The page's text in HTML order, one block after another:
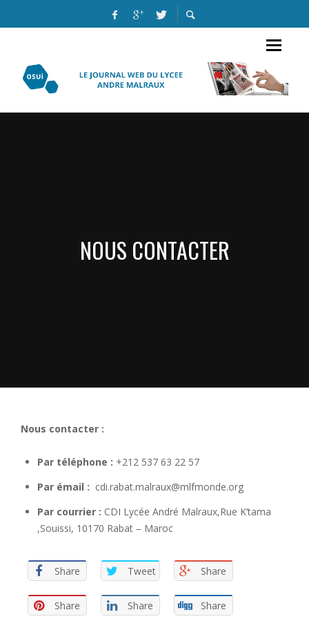
NOUS CONTACTER
Nous contacter :
Par téléphone : +212 537 63 22 57
Par émail : cdi.rabat.malraux@mlfmonde.org
Par courrier : CDI Lycée André Malraux,Rue K’tama
,Souissi, 10170 Rabat – Maroc
Share Tweet Share
Share Share Share